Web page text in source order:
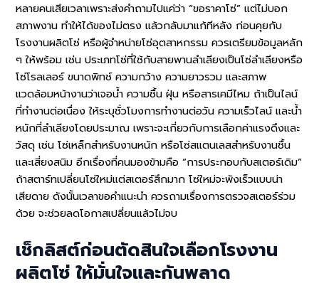
หลายคนเสียเวลาเพราะส่งคำถามไปแค่ว่า “ขอราคาโซ่” แต่ไม่บอก
สภาพงาน ทำให้ได้ของไม่ตรง แล้วกลับมาแก้ทีหลัง ก่อนคุยกับ
โรงงานผลิตโซ่ หรือผู้จำหน่ายโซ่อุตสาหกรรม ควรเตรียมข้อมูลหลัก
ๆ ให้พร้อม เช่น ประเภทโซ่ที่ใช้กับสายพานลำเลียงเป็นโซ่ลำเลียงหรือ
โซ่โรลเลอร์ ขนาดพิทช์ ความกว้าง ความยาวรวม และสภาพ
แวดล้อมหน้างานว่าเจอน้ำ ความชื้น ฝุ่น หรือสารเคมีไหม ถ้าเป็นไลน์
ที่ทำงานต่อเนื่อง ให้ระบุชั่วโมงการทำงานต่อวัน ความเร็วไลน์ และน้ำ
หนักที่ลำเลียงโดยประมาณ เพราะจะเกี่ยวกับการเลือกค่าแรงดึงและ
วัสดุ เช่น โซ่เหล็กสำหรับงานหนัก หรือโซ่สแตนเลสสำหรับงานชื้น
และเสี่ยงสนิม อีกเรื่องที่คนมองข้ามคือ “การประกอบกับสเตอร์เดิม”
ถ้าสตาร์ทเปลี่ยนโซ่ใหม่แต่สเตอร์สึกมาก โซ่ใหม่จะพังเร็วแบบน่า
เสียดาย ดังนั้นเวลาขอคำแนะนำ ควรถามเรื่องการตรวจสเตอร์ร่วม
ด้วย จะช่วยลดโอกาสเปลี่ยนแล้วไม่จบ
เช็กลิสต์ก่อนตัดสินใจเลือกโรงงาน
ผลิตโซ่ ให้มั่นใจและกันพลาด